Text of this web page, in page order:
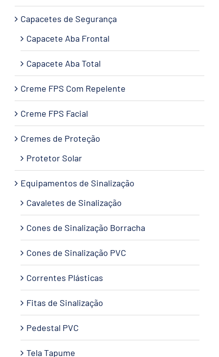
Capacetes de Segurança
Capacete Aba Frontal
Capacete Aba Total
Creme FPS Com Repelente
Creme FPS Facial
Cremes de Proteção
Protetor Solar
Equipamentos de Sinalização
Cavaletes de Sinalização
Cones de Sinalização Borracha
Cones de Sinalização PVC
Correntes Plásticas
Fitas de Sinalização
Pedestal PVC
Tela Tapume